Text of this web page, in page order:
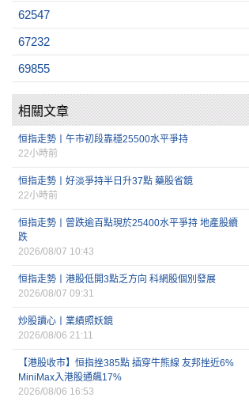
62547
67232
69855
相關文章
恒指走勢丨午市初段靠穩25500水平爭持
22小時前
恒指走勢丨好淡爭持半日升37點 藥股省鏡
22小時前
恒指走勢丨曾跌逾百點現於25400水平爭持 地產股續
跌
2026/08/07 10:43
恒指走勢丨港股低開3點乏方向 科網股個別發展
2026/08/07 09:31
炒股讀心丨業績照妖鏡
2026/08/06 21:11
【港股收市】恒指挫385點 插穿牛熊線 友邦挫近6%
MiniMax入港股通飆17%
2026/08/06 16:53